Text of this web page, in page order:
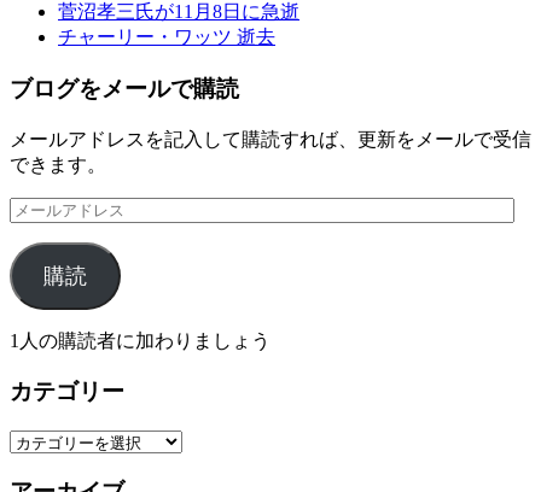
菅沼孝三氏が11月8日に急逝
チャーリー・ワッツ 逝去
ブログをメールで購読
メールアドレスを記入して購読すれば、更新をメールで受信
できます。
メ
ル
ア
ド
レ
購読
1人の購読者に加わりましょう
カテゴリー
カ